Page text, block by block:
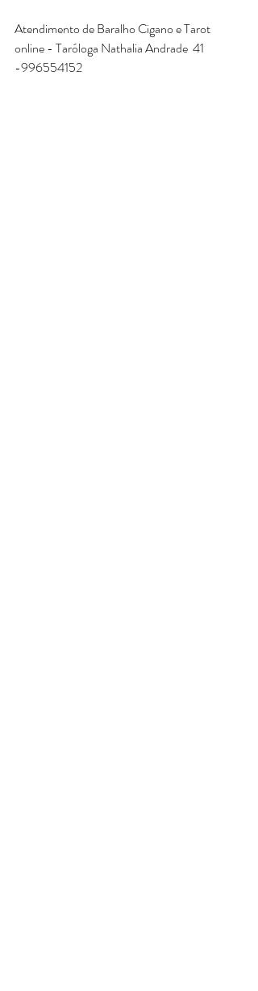
Atendimento de Baralho Cigano e Tarot
online - Taróloga Nathalia Andrade  41
-996554152